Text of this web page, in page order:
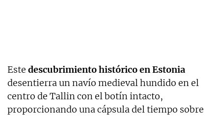
Este descubrimiento histórico en Estonia
desentierra un navío medieval hundido en el
centro de Tallin con el botín intacto,
proporcionando una cápsula del tiempo sobre